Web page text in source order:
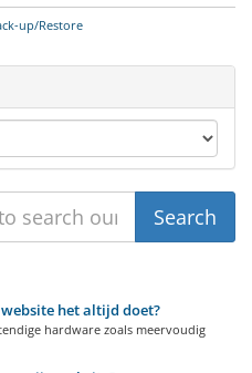
up/Restore
het altijd doet?
hardware zoals meervoudig